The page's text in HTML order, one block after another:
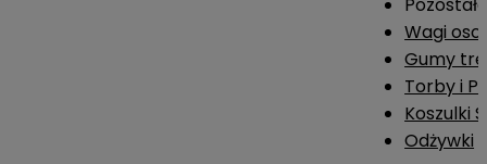
Wagi
Gumy
Torby i
Koszulki
Odżywki